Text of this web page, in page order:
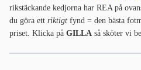
rikstäckande kedjorna har REA på
du göra ett riktigt fynd = den bästa
priset. Klicka på GILLA så sköter vi